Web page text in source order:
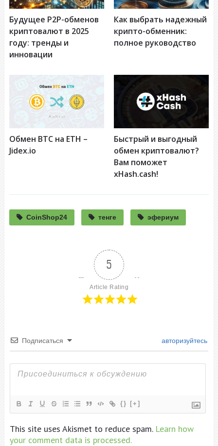
Будущее P2P-обменов
криптовалют в 2025
году: тренды и
инновации
Как выбрать надежный
крипто-обменник:
полное руководство
Обмен BTC на ETH –
Jidex.io
Быстрый и выгодный
обмен криптовалют?
Вам поможет
xHash.cash!
CoinShop24 тенге эфериум
5
Article Rating
Подписаться авторизуйтесь
{} [+]
This site uses Akismet to reduce spam. Learn how
your comment data is processed.